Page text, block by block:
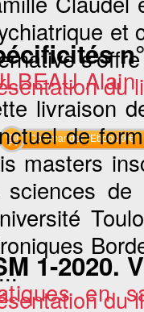
et
du
Commander l'Ebook 9 €
Alain
livraison
de
masters
sciences de
du
1-2020.
en